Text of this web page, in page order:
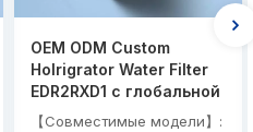
OEM ODM Custom
Holrigrator Water Filter
EDR2RXD1 с глобальной
доставкой
【Совместимые модели】: